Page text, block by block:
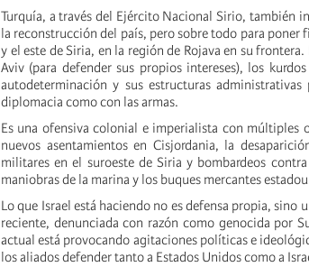
Turquía, a través del Ejército Nacional Sirio, también
la reconstrucción del país, pero sobre todo para
y el este de Siria, en la región de Rojava en su
Aviv (para defender sus propios intereses), los
autodeterminación y sus estructuras
diplomacia como con las armas.
Es una ofensiva colonial e imperialista con
nuevos asentamientos en Cisjordania, la
militares en el suroeste de Siria y bombardeos
maniobras de la marina y los buques mercantes
Lo que Israel está haciendo no es defensa propia, sino
reciente, denunciada con razón como genocida por
actual está provocando agitaciones políticas e
los aliados defender tanto a Estados Unidos como a